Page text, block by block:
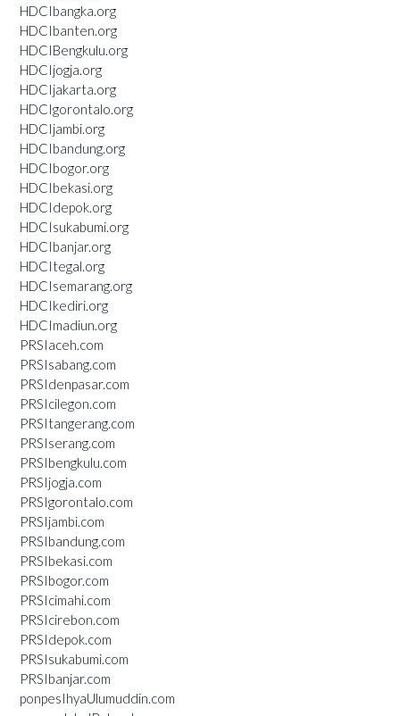
HDCIbangka.org
HDCIbanten.org
HDCIBengkulu.org
HDCIjogja.org
HDCIjakarta.org
HDCIgorontalo.org
HDCIjambi.org
HDCIbandung.org
HDCIbogor.org
HDCIbekasi.org
HDCIdepok.org
HDCIsukabumi.org
HDCIbanjar.org
HDCItegal.org
HDCIsemarang.org
HDCIkediri.org
HDCImadiun.org
PRSIaceh.com
PRSIsabang.com
PRSIdenpasar.com
PRSIcilegon.com
PRSItangerang.com
PRSIserang.com
PRSIbengkulu.com
PRSIjogja.com
PRSIgorontalo.com
PRSIjambi.com
PRSIbandung.com
PRSIbekasi.com
PRSIbogor.com
PRSIcimahi.com
PRSIcirebon.com
PRSIdepok.com
PRSIsukabumi.com
PRSIbanjar.com
ponpesIhyaUlumuddin.com